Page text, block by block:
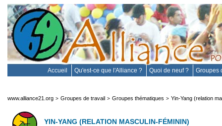
Accueil Qu'est-ce que l'Alliance ? Quoi de neuf ? Groupes
www.alliance21.org > Groupes de travail > Groupes thématiques > Yin-Yang (relation
YIN-YANG (RELATION MASCULIN-FÉMININ)